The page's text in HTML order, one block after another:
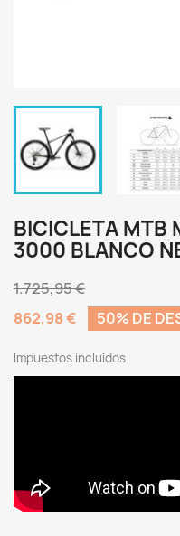
BICICLETA MTB
3000 BLANCO
1.725,95 €
862,98 €
50% DE
Impuestos incluidos